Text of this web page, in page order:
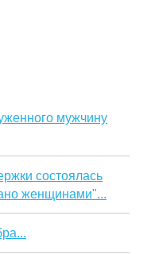
мужчину
состоялась
женщинами"...